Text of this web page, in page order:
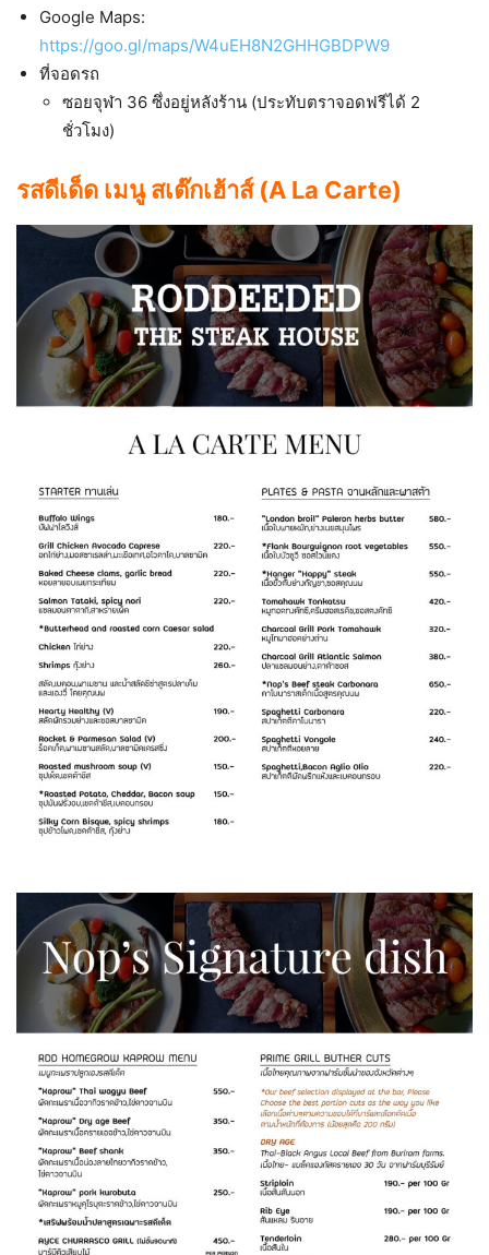
Google Maps:
https://goo.gl/maps/W4uEH8N2GHHGBDPW9
ที่จอดรถ
ซอยจุฬา 36 ซึ่งอยู่หลังร้าน (ประทับตราจอดฟรีได้ 2
ชั่วโมง)
รสดีเด็ด เมนู สเต๊กเฮ้าส์ (A La Carte)